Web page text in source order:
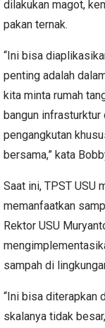
dilakukan magot,
pakan ternak.
“Ini bisa
penting adalah
kita minta rumah
bangun infrasturktur
pengangkutan
bersama,” kata
Saat ini, TPST USU
memanfaatkan
Rektor USU
sampah di
“Ini bisa diterapkan
skalanya tidak